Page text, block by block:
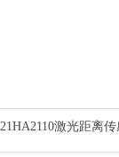
激光距离